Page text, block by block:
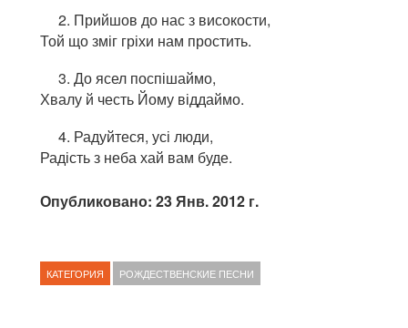
2. Прийшов до нас з високости,
Той що зміг гріхи нам простить.
3. До ясел поспішаймо,
Хвалу й честь Йому віддаймо.
4. Радуйтеся, усі люди,
Радість з неба хай вам буде.
Опубликовано: 23 Янв. 2012 г.
КАТЕГОРИЯ РОЖДЕСТВЕНСКИЕ ПЕСНИ